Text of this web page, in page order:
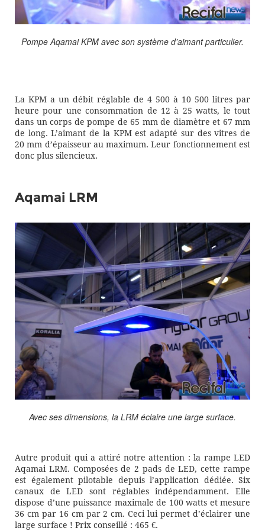
Pompe Aqamai KPM avec son système d’aimant particulier.
La KPM a un débit réglable de 4 500 à 10 500 litres par
heure pour une consommation de 12 à 25 watts, le tout
dans un corps de pompe de 65 mm de diamètre et 67 mm
de long. L’aimant de la KPM est adapté sur des vitres de
20 mm d’épaisseur au maximum. Leur fonctionnement est
donc plus silencieux.
Aqamai LRM
Avec ses dimensions, la LRM éclaire une large surface.
Autre produit qui a attiré notre attention : la rampe LED
Aqamai LRM. Composées de 2 pads de LED, cette rampe
est également pilotable depuis l’application dédiée. Six
canaux de LED sont réglables indépendamment. Elle
dispose d’une puissance maximale de 100 watts et mesure
36 cm par 16 cm par 2 cm. Ceci lui permet d’éclairer une
large surface ! Prix conseillé : 465 €.